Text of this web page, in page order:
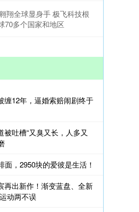
翔全球显身手 极飞科技根
70多个国家和地区
缠12年，逼婚索赔闹剧终于
吐槽“又臭又长，人多又
，2950块的爱彼是生活！
再出新作！渐变蓝盘、全新
动两不误